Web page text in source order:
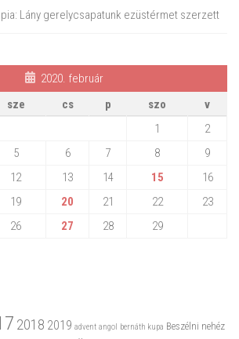
Lány gerelycsapatunk ezüstérmet szerzett
2020. február
sze cs p szo
v
1
2
5 6 7 8
9
12 13 14 15
16
19 20 21 22
23
26 27 28
29
2018 2019 advent angol bernáth kupa Beszélni nehéz